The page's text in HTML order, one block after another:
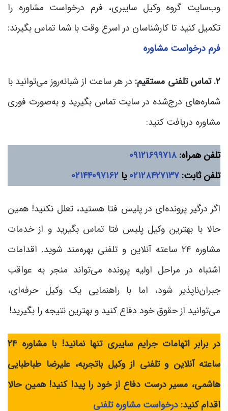
وب‌سایت گروه وکیل سایبری، فرم درخواست مشاوره را
تکمیل کنید تا کارشناسان در اسرع وقت با شما تماس بگیرند:
فرم درخواست مشاوره
۲. تماس تلفنی مستقیم:
در هر ساعت از شبانه‌روز می‌توانید با
شماره‌های درج‌شده در سایت تماس بگیرید و به‌صورت فوری
مشاوره دریافت کنید:
تلفن همراه: ۰۹۱۲۱۶۹۹۷۱۸
تلفن ثابت: ۰۲۱۲۸۴۲۷۱۳۷یا ۰۲۱۴۴۰۹۷۱۶۲
اگر درگیر پرونده‌ای در پلیس فتا هستید، تعلل نکنید! همین
حالا با بهترین وکیل پلیس فتا تماس بگیرید و از خدمات
مشاوره ۲۴ ساعته آنلاین و تلفنی بهره‌مند شوید. اقدامات
اشتباه در مراحل اولیه پرونده می‌تواند منجر به عواقب
جبران‌ناپذیر شود، اما با راهنمایی یک وکیل حرفه‌ای،
می‌توانید از حقوق خود دفاع کنید و بهترین نتیجه را بگیرید!
در برابر اتهامات جرایم سایبری تنها نمانید! با مشاوره ۲۴
ساعته آنلاین و تلفنی از وکیل باتجربه، علیرضا طباطبایی
هاشمی، مسیر درست دفاع از خود را پیدا کنید! همین حالا
اقدام کنید: درخواست مشاوره تلفنی